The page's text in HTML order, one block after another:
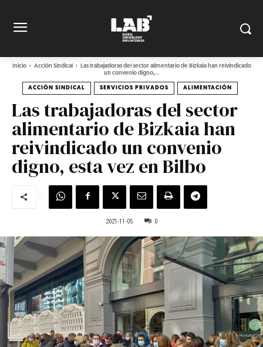
Inicio Acción Sindical
Las trabajadoras del sector alimentario de Bizkaia han reivindicado
un convenio digno,...
ACCIÓN SINDICAL SERVICIOS PRIVADOS ALIMENTACIÓN
Las trabajadoras del sector
alimentario de Bizkaia han
reivindicado un convenio
digno, esta vez en Bilbo
2021-11-05 0